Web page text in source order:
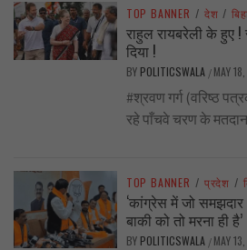
TOP BANNER / देश /
राहुल रायबरेली के हुए !
दिया !
BY POLITICSWALA / MAY
#श्रवण गर्ग (वरिष्ठ
रहे पाँचवे चरण के
TOP BANNER / प्रदेश /
‘कांग्रेस में जो
बाकी को तो मरना ही है’
BY POLITICSWALA / MAY